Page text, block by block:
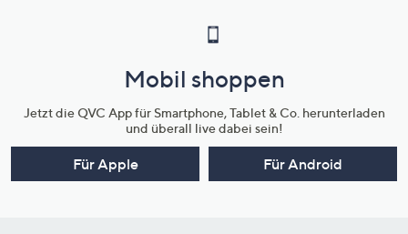
Mobil shoppen
Jetzt die QVC App für Smartphone, Tablet & Co. herunterladen
und überall live dabei sein!
Für Apple Für Android